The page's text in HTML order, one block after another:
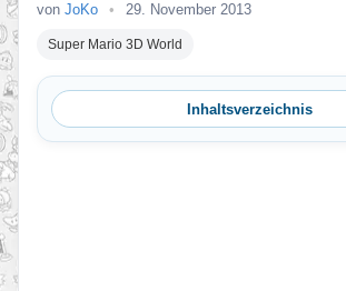
von JoKo • 29. November 2013
Super Mario 3D World
Inhaltsverzeichnis